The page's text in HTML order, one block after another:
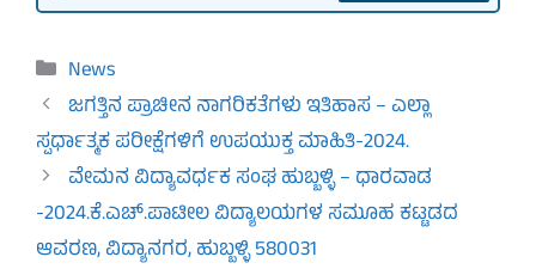
Categories
News
ಜಗತ್ತಿನ ಪ್ರಾಚೀನ ನಾಗರಿಕತೆಗಳು ಇತಿಹಾಸ – ಎಲ್ಲಾ
ಸ್ಪರ್ಧಾತ್ಮಕ ಪರೀಕ್ಷೆಗಳಿಗೆ ಉಪಯುಕ್ತ ಮಾಹಿತಿ-2024.
ವೇಮನ ವಿದ್ಯಾವರ್ಧಕ ಸಂಘ ಹುಬ್ಬಳ್ಳಿ – ಧಾರವಾಡ
-2024.ಕೆ.ಎಚ್.ಪಾಟೀಲ ವಿದ್ಯಾಲಯಗಳ ಸಮೂಹ ಕಟ್ಟಡದ
ಆವರಣ, ವಿದ್ಯಾನಗರ, ಹುಬ್ಬಳ್ಳಿ 580031